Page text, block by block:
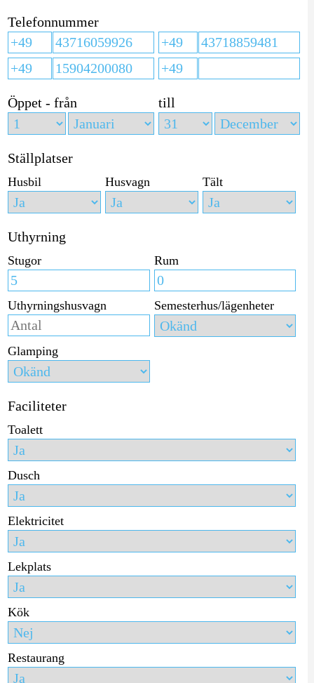
Telefonnummer
Öppet - från till
Ställplatser
Husbil Husvagn Tält
Uthyrning
Stugor Rum
Uthyrningshusvagn Semesterhus/lägenheter
Glamping
Faciliteter
Toalett
Dusch
Elektricitet
Lekplats
Kök
Restaurang